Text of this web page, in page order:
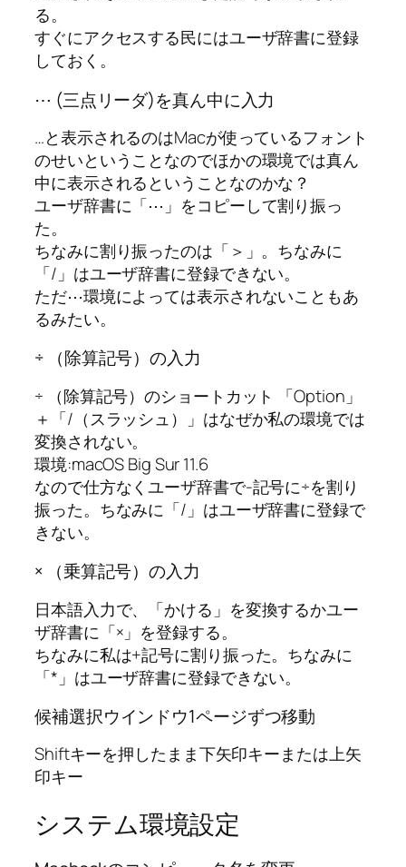
る。
すぐにアクセスする民にはユーザ辞書に登録
しておく。
⋯ (三点リーダ)を真ん中に入力
…と表示されるのはMacが使っているフォント
のせいということなのでほかの環境では真ん
中に表示されるということなのかな？
ユーザ辞書に「⋯」をコピーして割り振っ
た。
ちなみに割り振ったのは「＞」。ちなみに
「/」はユーザ辞書に登録できない。
ただ⋯環境によっては表示されないこともあ
るみたい。
÷ （除算記号）の入力
÷ （除算記号）のショートカット 「Option」
＋「/（スラッシュ）」はなぜか私の環境では
変換されない。
環境:macOS Big Sur 11.6
なので仕方なくユーザ辞書で-記号に÷を割り
振った。ちなみに「/」はユーザ辞書に登録で
きない。
× （乗算記号）の入力
日本語入力で、「かける」を変換するかユー
ザ辞書に「×」を登録する。
ちなみに私は+記号に割り振った。 ちなみに
「*」はユーザ辞書に登録できない。
候補選択ウインドウ1ページずつ移動
Shiftキーを押したまま下矢印キーまたは上矢
印キー
システム環境設定